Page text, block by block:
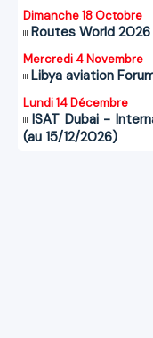
Dimanche 18 Octobre
Routes World
Mercredi 4 Novembre
Libya aviation
Lundi 14 Décembre
ISAT Dubai -
(au 15/12/2026)